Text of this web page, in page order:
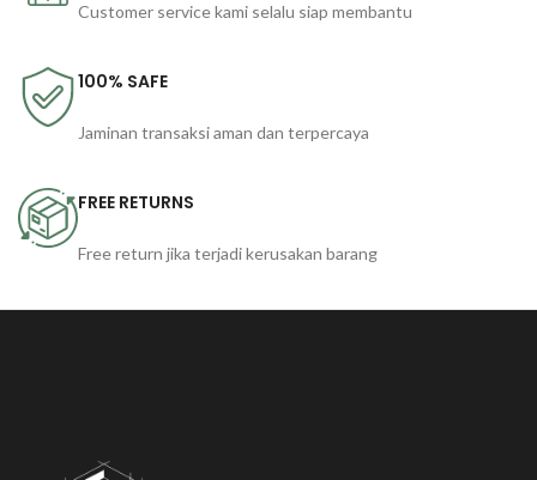
Customer service kami selalu siap membantu
100% SAFE
Jaminan transaksi aman dan terpercaya
FREE RETURNS
Free return jika terjadi kerusakan barang